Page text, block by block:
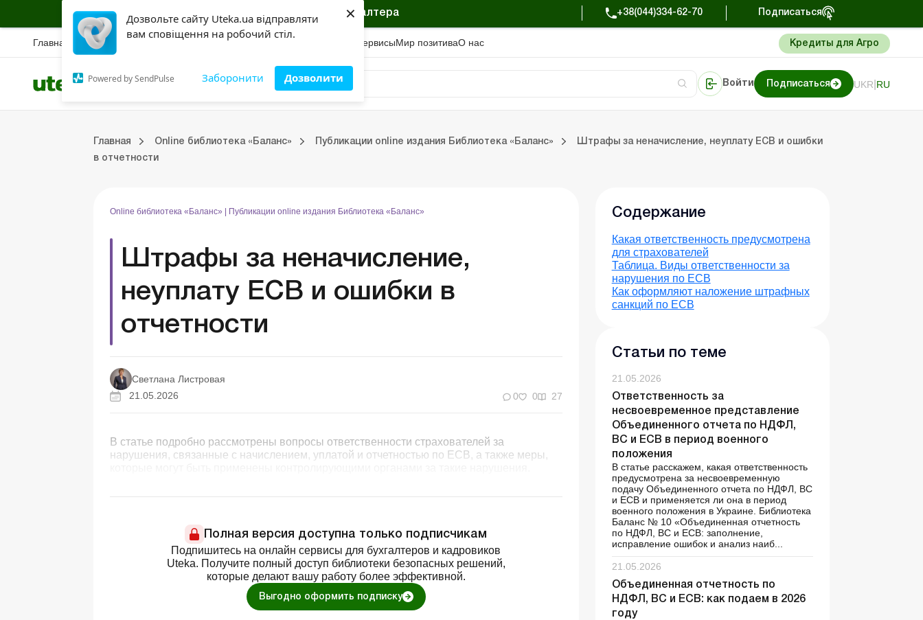
Дозвольте сайту Uteka.ua відправляти
вам сповіщення на робочий стіл.
Powered by SendPulse Заборонити Дозволити
×
Подписывайся на информационную страховку бухгалтера +38(044)334-62-70 Подписаться
Главная Новости Спецразбор Правовая база СервисыМир позитиваО нас Кредиты для Агро
Разделы Все категории Войти Подписаться UKR RU
Главная Online библиотека «Баланс» Публикации online издания Библиотека «Баланс»
Штрафы за неначисление, неуплату ЕСВ и ошибки
в отчетности
Online библиотека «Баланс» Публикации online издания Библиотека «Баланс»
Штрафы за неначисление,
неуплату ЕСВ и ошибки в
отчетности
Светлана Листровая
21.05.2026
0 0 27
В статье подробно рассмотрены вопросы ответственности страхователей за
нарушения, связанные с начислением, уплатой и отчетностью по ЕСВ, а также меры,
Полная версия доступна только подписчикам
Подпишитесь на онлайн сервисы для бухгалтеров и кадровиков
Uteka. Получите полный доступ библиотеки безопасных решений,
которые делают вашу работу более эффективной.
Выгодно оформить подписку
Содержание
Какая ответственность предусмотрена
для страхователей
Таблица. Виды ответственности за
нарушения по ЕСВ
Как оформляют наложение штрафных
санкций по ЕСВ
Статьи по теме
21.05.2026
Ответственность за
несвоевременное представление
Объединенного отчета по НДФЛ,
ВС и ЕСВ в период военного
положения
В статье расскажем, какая ответственность
предусмотрена за несвоевременную
подачу Объединенного отчета по НДФЛ, ВС
и ЕСВ и применяется ли она в период
военного положения в Украине. Библиотека
Баланс № 10 «Объединенная отчетность
по НДФЛ, ВС и ЕСВ: заполнение,
исправление ошибок и анализ наиб...
21.05.2026
Объединенная отчетность по
НДФЛ, ВС и ЕСВ: как подаем в 2026
году